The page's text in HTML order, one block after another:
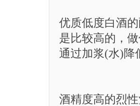
优质低度白酒
是比较高的，
通过加浆(水)降
酒精度高的烈